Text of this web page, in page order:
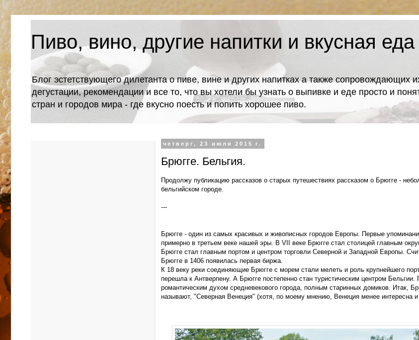
Пиво, вино, другие напитки и вкусная еда
Блог эстетствующего дилетанта о пиве, вине и других напитках а также сопровождающих
дегустации, рекомендации и все то, что вы хотели бы узнать о выпивке и еде просто и
стран и городов мира - где вкусно поесть и попить хорошее пиво.
четверг, 23 июля 2015 г.
Брюгге. Бельгия.
Продолжу публикацию рассказов о старых путешествиях рассказом о Брюгге -
бельгийском городе.
---
Брюгге - один из самых красивых и живописных городов Европы. Первые
примерно в третьем веке нашей эры. В VII веке Брюгге стал столицей главным
Брюгге стал главным портом и центром торговли Северной и Западной Европы.
Брюгге в 1406 появилась первая биржа.
К 18 веку реки соединяющие Брюгге с морем стали мелеть и роль крупнейшего
перешла к Антверпену. А Брюгге постепенно стан туристическим центром Бельгии.
романтическим духом средневекового города, полным старинных домиков. Итак,
называют, "Северная Венеция" (хотя, по моему мнению, Венеция менее интересна и